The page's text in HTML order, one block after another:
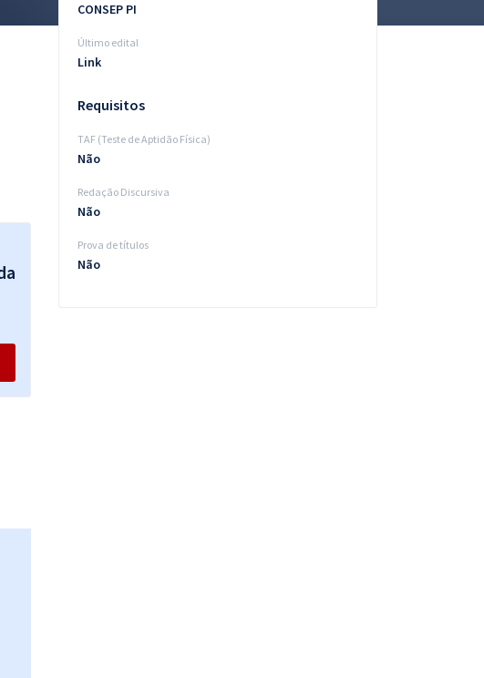
CONSEP PI
Último edital
Link
Requisitos
TAF (Teste de Aptidão Física)
Não
Redação Discursiva
Não
Prova de títulos
Não